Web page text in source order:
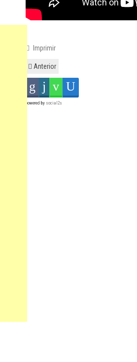
Imprimir
Anterior
powered by social2s